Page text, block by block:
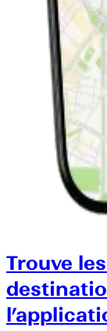
Trouve